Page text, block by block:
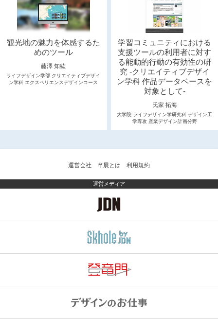
観光地の魅力を体感するた
めのツール
藤澤 知紘
ライフデザイン学部 クリエイティブデザイ
ン学科 エクスペリエンスデザインコース
学習コミュニティにおける
支援ツールの利用者に対す
る能動的行動の有効性の研
究 -クリエイティブデザイ
ン学科 作品データベースを
対象として-
氏家 拓海
大学院 ライフデザイン学研究科 デザイン工
学専攻 産業デザイン計画分野
運営会社 卒展とは 利用規約
運営メディア